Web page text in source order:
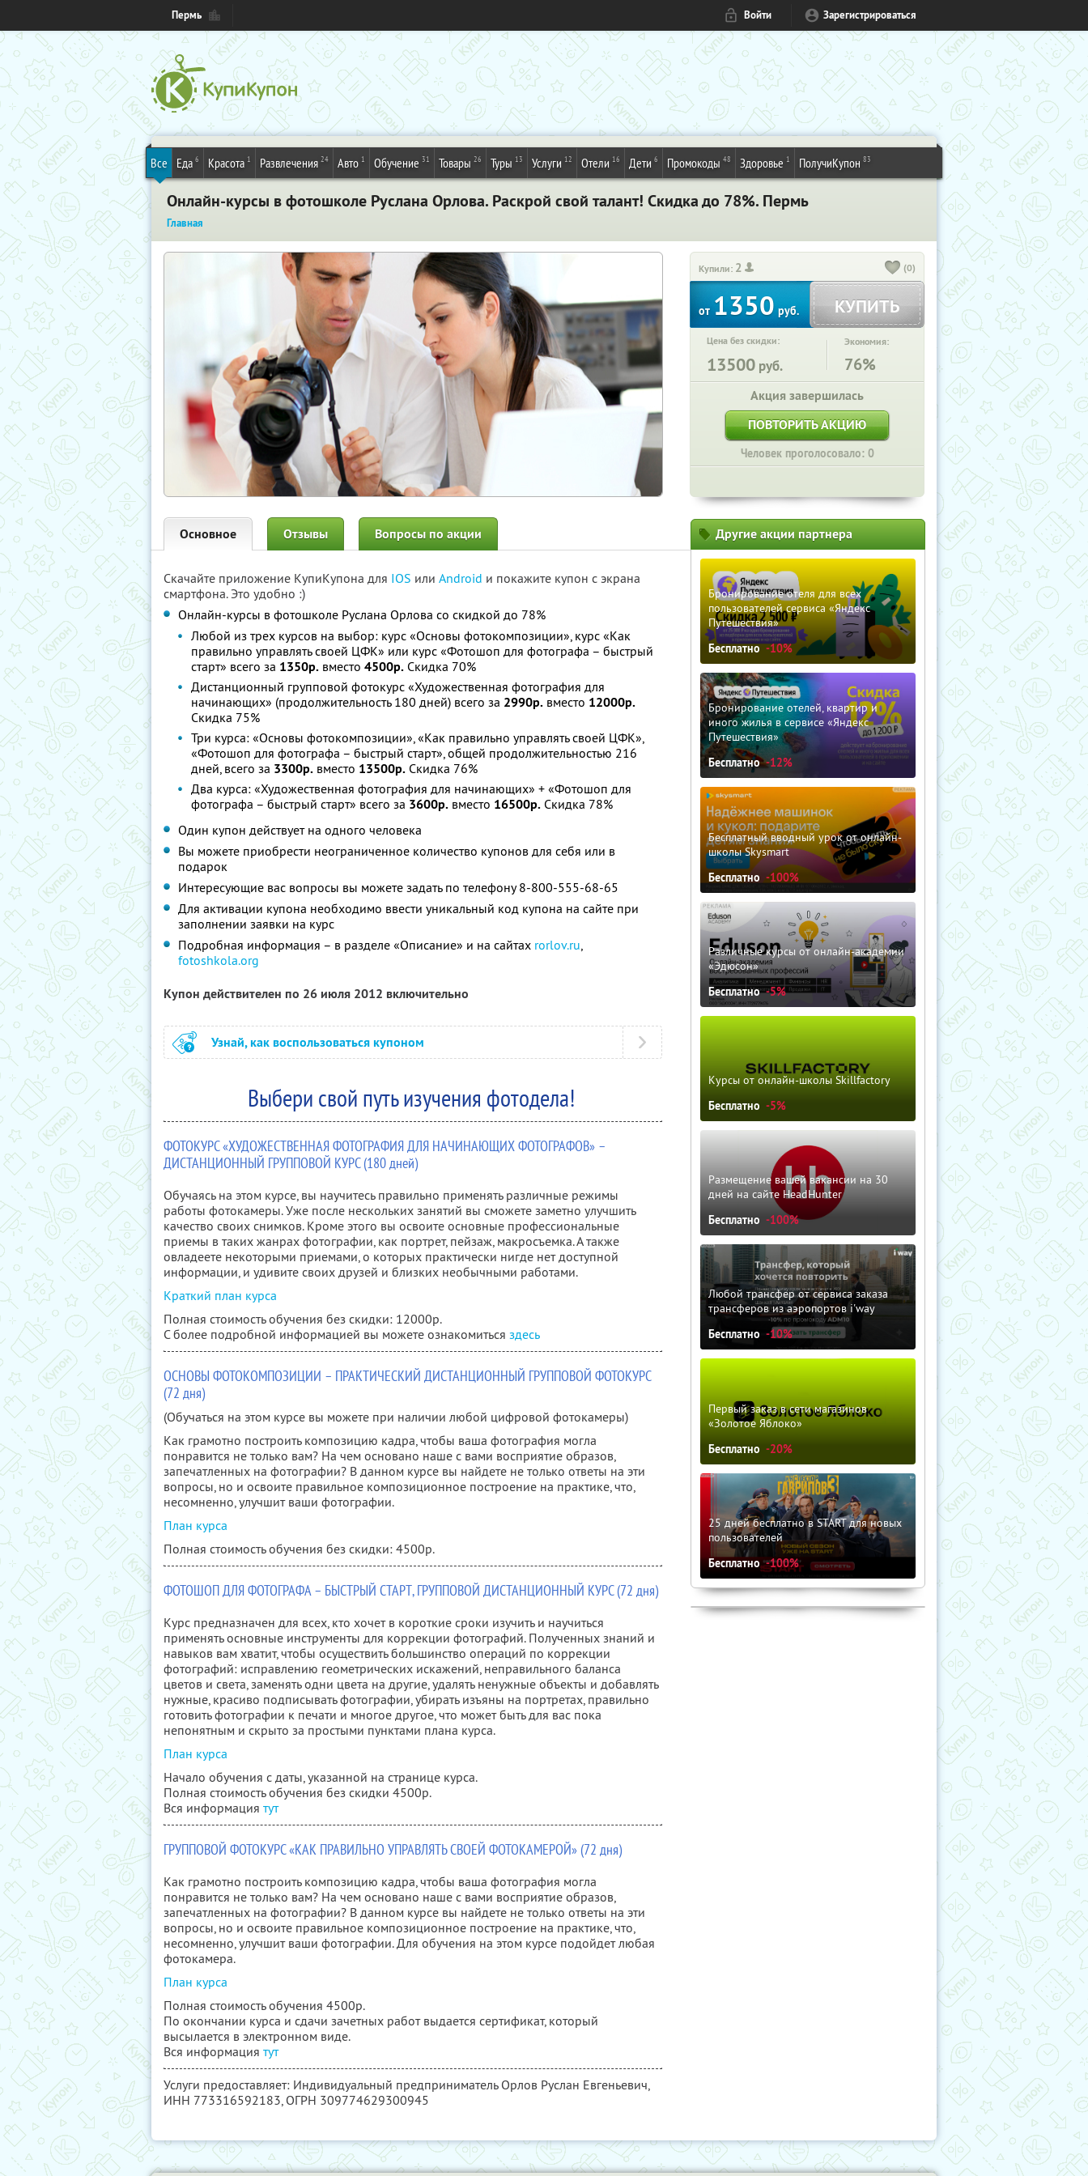
Пермь Войти Зарегистрироваться
Все Еда 6 Красота 1 Развлечения 24 Авто 1 Обучение 31 Товары 26 Туры 13 Услуги 12 Отели 16 Дети 6 Промокоды 48 Здоровье 1 ПолучиКупон 83
Онлайн-курсы в фотошколе Руслана Орлова. Раскрой свой талант! Скидка до 78%. Пермь
Главная
Купили: 2 (0)
от 1350 руб. КУПИТЬ
Цена без скидки:
13500 руб.
Экономия:
76%
Акция завершилась
ПОВТОРИТЬ АКЦИЮ
Человек проголосовало: 0
Основное Отзывы Вопросы по акции
Скачайте приложение КупиКупона для IOS или Android и покажите купон с экрана
смартфона. Это удобно :)
Онлайн-курсы в фотошколе Руслана Орлова со скидкой до 78%
Любой из трех курсов на выбор: курс «Основы фотокомпозиции», курс «Как
правильно управлять своей ЦФК» или курс «Фотошоп для фотографа – быстрый
старт» всего за 1350р. вместо 4500р. Скидка 70%
Дистанционный групповой фотокурс «Художественная фотография для
начинающих» (продолжительность 180 дней) всего за 2990р. вместо 12000р.
Скидка 75%
Три курса: «Основы фотокомпозиции», «Как правильно управлять своей ЦФК»,
«Фотошоп для фотографа – быстрый старт», общей продолжительностью 216
дней, всего за 3300р. вместо 13500р. Скидка 76%
Два курса: «Художественная фотография для начинающих» + «Фотошоп для
фотографа – быстрый старт» всего за 3600р. вместо 16500р. Скидка 78%
Один купон действует на одного человека
Вы можете приобрести неограниченное количество купонов для себя или в
подарок
Интересующие вас вопросы вы можете задать по телефону 8-800-555-68-65
Для активации купона необходимо ввести уникальный код купона на сайте при
заполнении заявки на курс
Подробная информация – в разделе «Описание» и на сайтах rorlov.ru,
fotoshkola.org
Купон действителен по 26 июля 2012 включительно
Узнай, как воспользоваться купоном
Выбери свой путь изучения фотодела!
ФОТОКУРС «ХУДОЖЕСТВЕННАЯ ФОТОГРАФИЯ ДЛЯ НАЧИНАЮЩИХ ФОТОГРАФОВ» –
ДИСТАНЦИОННЫЙ ГРУППОВОЙ КУРС (180 дней)
Обучаясь на этом курсе, вы научитесь правильно применять различные режимы
работы фотокамеры. Уже после нескольких занятий вы сможете заметно улучшить
качество своих снимков. Кроме этого вы освоите основные профессиональные
приемы в таких жанрах фотографии, как портрет, пейзаж, макросъемка. А также
овладеете некоторыми приемами, о которых практически нигде нет доступной
информации, и удивите своих друзей и близких необычными работами.
Краткий план курса
Полная стоимость обучения без скидки: 12000р.
С более подробной информацией вы можете ознакомиться здесь
ОСНОВЫ ФОТОКОМПОЗИЦИИ – ПРАКТИЧЕСКИЙ ДИСТАНЦИОННЫЙ ГРУППОВОЙ ФОТОКУРС
(72 дня)
(Обучаться на этом курсе вы можете при наличии любой цифровой фотокамеры)
Как грамотно построить композицию кадра, чтобы ваша фотография могла
понравится не только вам? На чем основано наше с вами восприятие образов,
запечатленных на фотографии? В данном курсе вы найдете не только ответы на эти
вопросы, но и освоите правильное композиционное построение на практике, что,
несомненно, улучшит ваши фотографии.
План курса
Полная стоимость обучения без скидки: 4500р.
ФОТОШОП ДЛЯ ФОТОГРАФА – БЫСТРЫЙ СТАРТ, ГРУППОВОЙ ДИСТАНЦИОННЫЙ КУРС (72 дня)
Курс предназначен для всех, кто хочет в короткие сроки изучить и научиться
применять основные инструменты для коррекции фотографий. Полученных знаний и
навыков вам хватит, чтобы осуществить большинство операций по коррекции
фотографий: исправлению геометрических искажений, неправильного баланса
цветов и света, заменять одни цвета на другие, удалять ненужные объекты и добавлять
нужные, красиво подписывать фотографии, убирать изъяны на портретах, правильно
готовить фотографии к печати и многое другое, что может быть для вас пока
непонятным и скрыто за простыми пунктами плана курса.
План курса
Начало обучения с даты, указанной на странице курса.
Полная стоимость обучения без скидки 4500р.
Вся информация тут
ГРУППОВОЙ ФОТОКУРС «КАК ПРАВИЛЬНО УПРАВЛЯТЬ СВОЕЙ ФОТОКАМЕРОЙ» (72 дня)
Как грамотно построить композицию кадра, чтобы ваша фотография могла
понравится не только вам? На чем основано наше с вами восприятие образов,
запечатленных на фотографии? В данном курсе вы найдете не только ответы на эти
вопросы, но и освоите правильное композиционное построение на практике, что,
несомненно, улучшит ваши фотографии. Для обучения на этом курсе подойдет любая
фотокамера.
План курса
Полная стоимость обучения 4500р.
По окончании курса и сдачи зачетных работ выдается сертификат, который
высылается в электронном виде.
Вся информация тут
Услуги предоставляет: Индивидуальный предприниматель Орлов Руслан Евгеньевич,
ИНН 773316592183, ОГРН 309774629300945
Другие акции партнера
Бронирование отеля для всех
пользователей сервиса «Яндекс
Путешествия»
Бесплатно -10%
Бронирование отелей, квартир и
иного жилья в сервисе «Яндекс
Путешествия»
Бесплатно -12%
Бесплатный вводный урок от онлайн-
школы Skysmart
Бесплатно -100%
Различные курсы от онлайн-академии
«Эдюсон»
Бесплатно -5%
Курсы от онлайн-школы Skillfactory
Бесплатно -5%
Размещение вашей вакансии на 30
дней на сайте HeadHunter
Бесплатно -100%
Любой трансфер от сервиса заказа
трансферов из аэропортов i'way
Бесплатно -10%
Первый заказ в сети магазинов
«Золотое Яблоко»
Бесплатно -20%
25 дней бесплатно в START для новых
пользователей
Бесплатно -100%